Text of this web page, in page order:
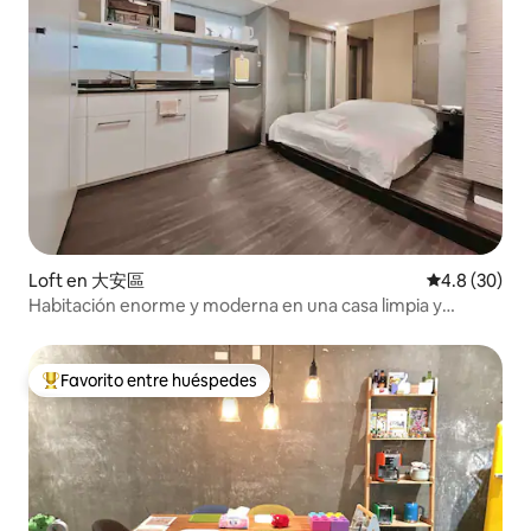
趣的事情,寬廣的私人陽台,讓你放鬆地喝杯
咖啡,,空間場地內都有高級冷暖空調,所以
無論什麼天氣,都是您聚會的好天氣。多用
途的場地裡可以容納1~11人聚會。如果你
想購買台灣著名的名產,附近就是一個24小
時的超級大賣場。每年的國慶日煙火
(10/10)都可以在大樓的頂樓看到。 我可以
幫你規劃真正當地人的美食小吃和夜市的
行程。 此外,最美麗的元宵燈會落在第一個
農曆月的第15天,通常在2月或3月 所以你還
等什麼?打電話給你的朋友和家人一起來聚
會玩桌遊,放鬆一下。 很高興認識你。 El
edificio completamente nuevo para
soportar terremotos (antisísmico), con
decoración nueva, te permite gastar el
mismo dinero para rentar el mejor
espacio. Mi espacio te permite quedarte
en un espacio nuevo, tal como en las
fotos... el elevador nuevo para que no
tengas que cargar tus cosas pesadas
para subir 5 pisos de escaleras y rentar
en un edificio muy viejo (si eres mujer,
debes entender que cargar cosas
pesadas para subir las escaleras es difícil
Loft en 大安區 Calificación
4.8 (30)
Habitación enorme y moderna en una casa limpia y
De los mejores en Favorito entre huéspedes
Favorito entre huéspedes